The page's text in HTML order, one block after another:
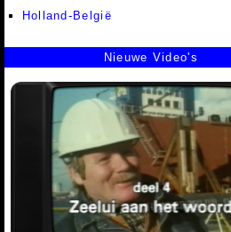
Holland-België
Nieuwe Video's